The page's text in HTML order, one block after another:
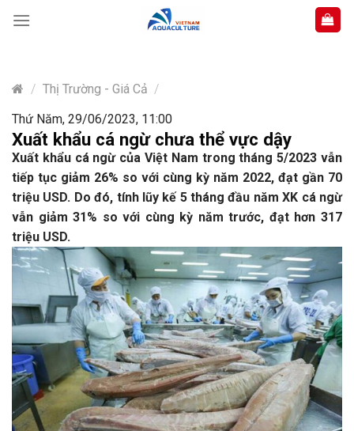
content
/ Thị Trường - Giá Cả /
Thứ Năm, 29/06/2023, 11:00
Xuất khẩu cá ngừ chưa thể vực dậy
Xuất khẩu cá ngừ của Việt Nam trong tháng 5/2023 vẫn
tiếp tục giảm 26% so với cùng kỳ năm 2022, đạt gần 70
triệu USD. Do đó, tính lũy kế 5 tháng đầu năm XK cá ngừ
vẫn giảm 31% so với cùng kỳ năm trước, đạt hơn 317
triệu USD.